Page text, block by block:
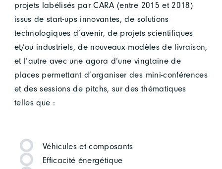
projets labélisés par CARA (entre 2015 et 2018)
issus de start-ups innovantes, de solutions
technologiques d’avenir, de projets scientifiques
et/ou industriels, de nouveaux modèles de livraison,
et l’autre avec une agora d’une vingtaine de
places permettant d’organiser des mini-conférences
et des sessions de pitchs, sur des thématiques
telles que :
Véhicules et composants
Efficacité énergétique